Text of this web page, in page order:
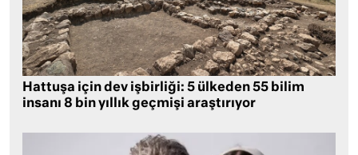
Hattuşa için dev işbirliği: 5 ülkeden 55 bilim
insanı 8 bin yıllık geçmişi araştırıyor